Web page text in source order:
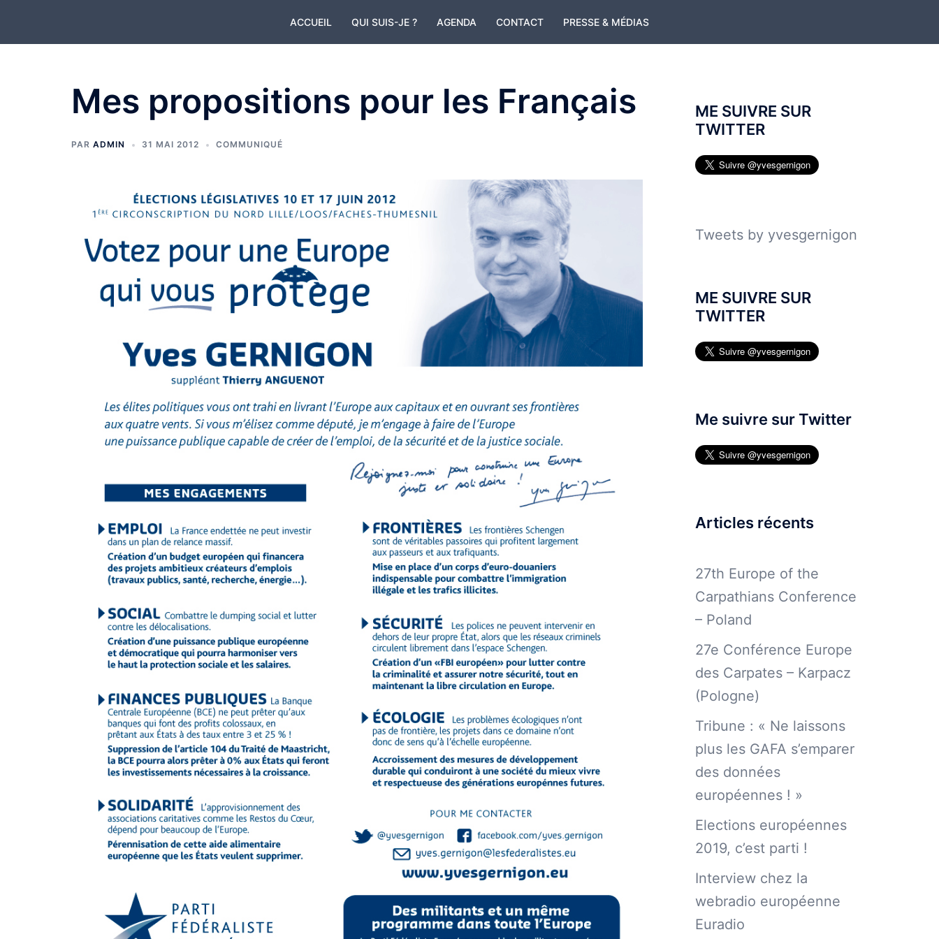
ACCUEIL QUI SUIS-JE ? AGENDA CONTACT PRESSE & MÉDIAS
Mes propositions pour les Français
PAR ADMIN 31 MAI 2012 COMMUNIQUÉ
ME SUIVRE SUR
TWITTER
Tweets by yvesgernigon
ME SUIVRE SUR
TWITTER
Me suivre sur Twitter
Articles récents
27th Europe of the
Carpathians Conference
– Poland
27e Conférence Europe
des Carpates – Karpacz
(Pologne)
Tribune : « Ne laissons
plus les GAFA s’emparer
des données
européennes ! »
Elections européennes
2019, c’est parti !
Interview chez la
webradio européenne
Euradio